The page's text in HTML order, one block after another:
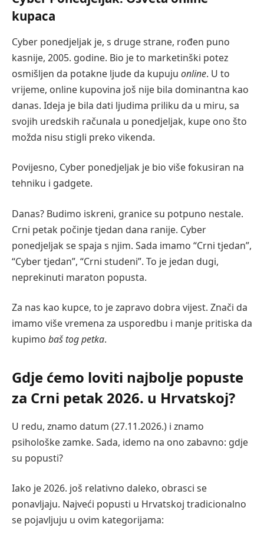
kupaca
Cyber ponedjeljak je, s druge strane, rođen puno
kasnije, 2005. godine. Bio je to marketinški potez
osmišljen da potakne ljude da kupuju online. U to
vrijeme, online kupovina još nije bila dominantna kao
danas. Ideja je bila dati ljudima priliku da u miru, sa
svojih uredskih računala u ponedjeljak, kupe ono što
možda nisu stigli preko vikenda.
Povijesno, Cyber ponedjeljak je bio više fokusiran na
tehniku i gadgete.
Danas? Budimo iskreni, granice su potpuno nestale.
Crni petak počinje tjedan dana ranije. Cyber
ponedjeljak se spaja s njim. Sada imamo “Crni tjedan”,
“Cyber tjedan”, “Crni studeni”. To je jedan dugi,
neprekinuti maraton popusta.
Za nas kao kupce, to je zapravo dobra vijest. Znači da
imamo više vremena za usporedbu i manje pritiska da
kupimo baš tog petka.
Gdje ćemo loviti najbolje popuste
za Crni petak 2026. u Hrvatskoj?
U redu, znamo datum (27.11.2026.) i znamo
psihološke zamke. Sada, idemo na ono zabavno: gdje
su popusti?
Iako je 2026. još relativno daleko, obrasci se
ponavljaju. Najveći popusti u Hrvatskoj tradicionalno
se pojavljuju u ovim kategorijama: